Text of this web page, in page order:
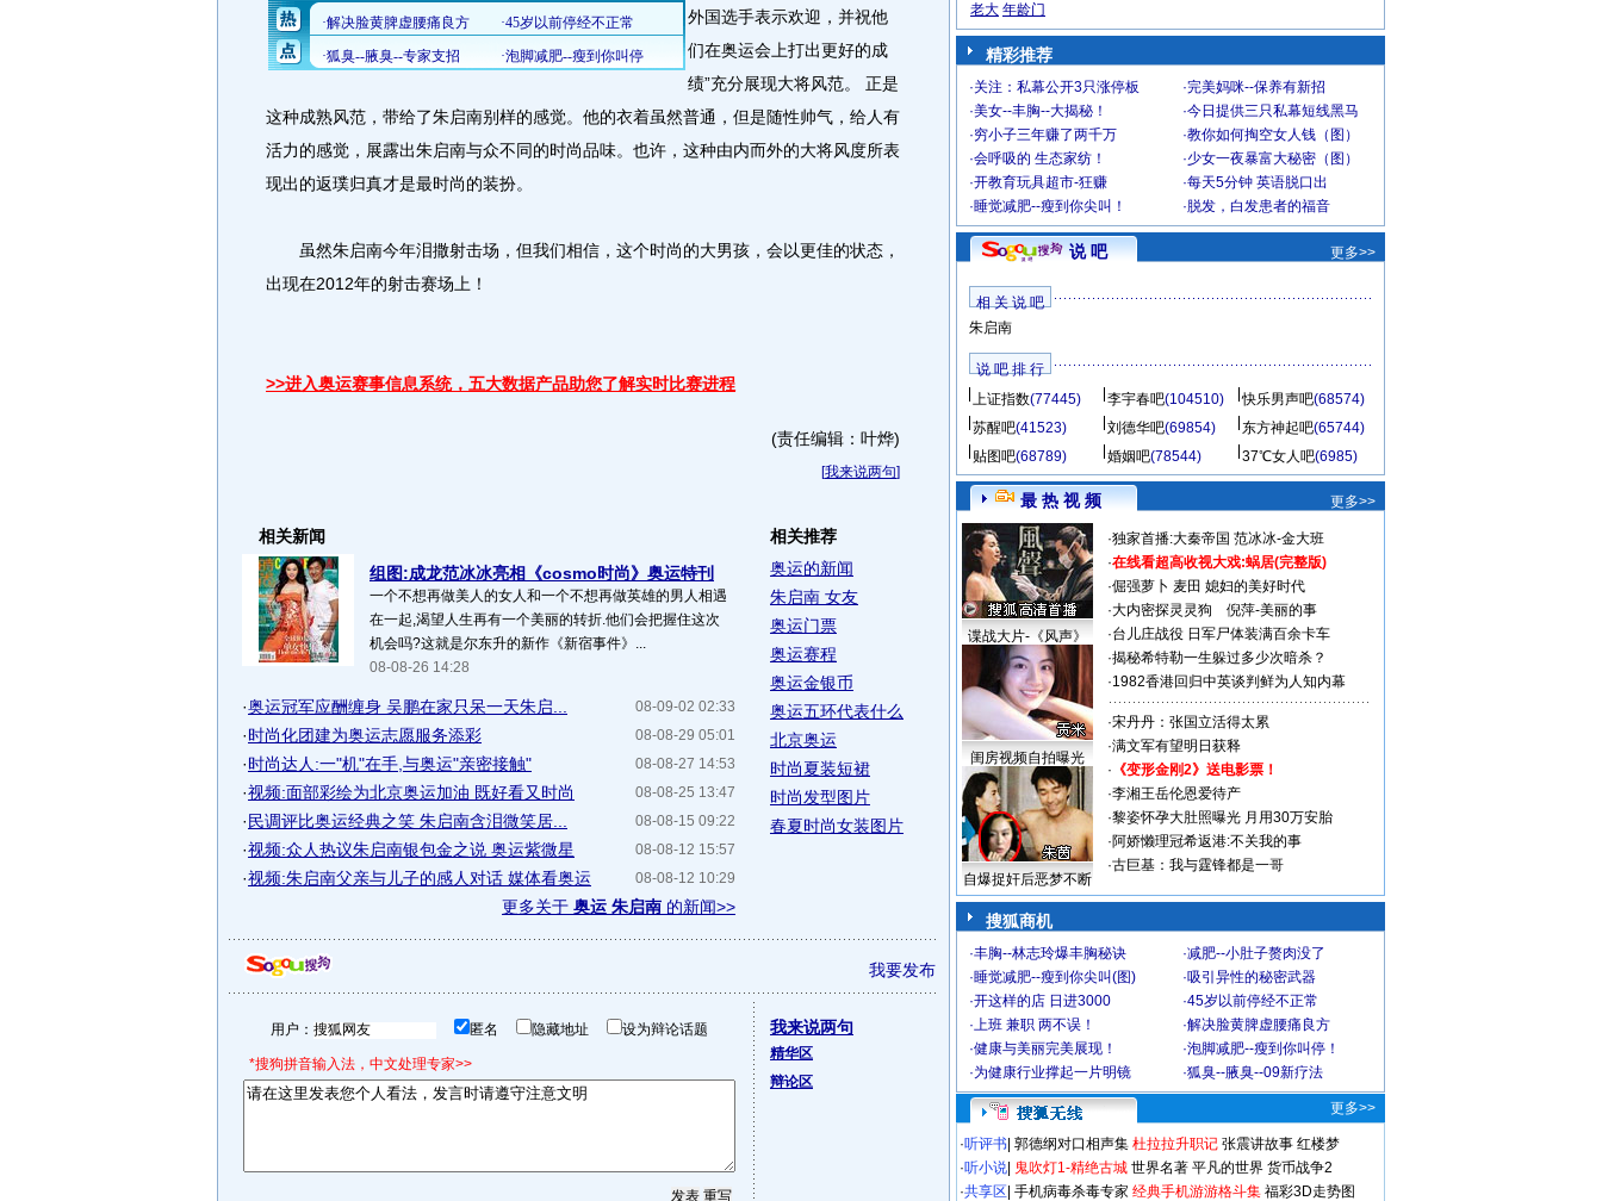
外国选手表示欢迎，并祝他
们在奥运会上打出更好的成
绩”充分展现大将风范。 正是
这种成熟风范，带给了朱启南别样的感觉。他的衣着虽然普通，但是随性帅气，给人有
活力的感觉，展露出朱启南与众不同的时尚品味。也许，这种由内而外的大将风度所表
现出的返璞归真才是最时尚的装扮。
虽然朱启南今年泪撒射击场，但我们相信，这个时尚的大男孩，会以更佳的状态，
出现在2012年的射击赛场上！
>>进入奥运赛事信息系统，五大数据产品助您了解实时比赛进程
(责任编辑：叶烨)
[我来说两句]
相关新闻
组图:成龙范冰冰亮相《cosmo时尚》奥运特刊
一个不想再做美人的女人和一个不想再做英雄的男人相遇
在一起,渴望人生再有一个美丽的转折.他们会把握住这次
机会吗?这就是尔东升的新作《新宿事件》...
08-08-26 14:28
08-09-02 02:33
·奥运冠军应酬缠身 吴鹏在家只呆一天朱启...
08-08-29 05:01
·时尚化团建为奥运志愿服务添彩
08-08-27 14:53
·时尚达人:一"机"在手,与奥运"亲密接触"
08-08-25 13:47
·视频:面部彩绘为北京奥运加油 既好看又时尚
08-08-15 09:22
· 民调评比奥运经典之笑 朱启南含泪微笑居...
08-08-12 15:57
·视频:众人热议朱启南银包金之说 奥运紫微星
08-08-12 10:29
·视频:朱启南父亲与儿子的感人对话 媒体看奥运
更多关于 奥运 朱启南 的新闻>>
相关推荐
奥运的新闻
朱启南 女友
奥运门票
奥运赛程
奥运金银币
奥运五环代表什么
北京奥运
时尚夏装短裙
时尚发型图片
春夏时尚女装图片
我要发布
用户： 匿名 隐藏地址 设为辩论话题
*搜狗拼音输入法，中文处理专家>>
我来说两句
精华区
辩论区
老大 年龄门
精彩推荐
·关注：私幕公开3只涨停板 ·完美妈咪--保养有新招
·美女--丰胸--大揭秘！ ·今日提供三只私幕短线黑马
·穷小子三年赚了两千万 ·教你如何掏空女人钱（图）
·会呼吸的 生态家纺！ ·少女一夜暴富大秘密（图）
·开教育玩具超市-狂赚 ·每天5分钟 英语脱口出
·睡觉减肥--瘦到你尖叫！ · 脱发，白发患者的福音
说 吧 更多>>
相 关 说 吧
朱启南
说 吧 排 行
上证指数(77445) 李宇春吧(104510) 快乐男声吧(68574)
苏醒吧(41523) 刘德华吧(69854) 东方神起吧(65744)
贴图吧(68789) 婚姻吧(78544) 37℃女人吧(6985)
最 热 视 频 更多>>
谍战大片-《风声》
闺房视频自拍曝光
自爆捉奸后恶梦不断
·独家首播:大秦帝国 范冰冰-金大班
·在线看超高收视大戏:蜗居(完整版)
·倔强萝卜 麦田 媳妇的美好时代
·大内密探灵灵狗
倪萍-美丽的事
·台儿庄战役 日军尸体装满百余卡车
·揭秘希特勒一生躲过多少次暗杀？
·1982香港回归中英谈判鲜为人知内幕
·宋丹丹：张国立活得太累
·满文军有望明日获释
· 《变形金刚2》送电影票！
·李湘王岳伦恩爱待产
·黎姿怀孕大肚照曝光 月用30万安胎
·阿娇懒理冠希返港:不关我的事
·古巨基：我与霆锋都是一哥
搜狐商机
·丰胸--林志玲爆丰胸秘诀 ·减肥--小肚子赘肉没了
·睡觉减肥--瘦到你尖叫(图) ·吸引异性的秘密武器
·开这样的店 日进3000 ·45岁以前停经不正常
·上班 兼职 两不误！ ·解决脸黄脾虚腰痛良方
·健康与美丽完美展现！ ·泡脚减肥--瘦到你叫停！
·为健康行业撑起一片明镜 ·狐臭--腋臭--09新疗法
更多>>
·听评书 郭德纲对口相声集 杜拉拉升职记 张震讲故事 红楼梦
·听小说 鬼吹灯1-精绝古城 世界名著 平凡的世界 货币战争2
·共享区 手机病毒杀毒专家 经典手机游游格斗集 福彩3D走势图